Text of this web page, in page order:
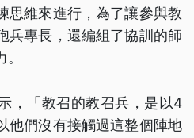
思維來進行，為了讓參與教
兵專長，還編組了協訓的師
，「教召的教召兵，是以4
他們沒有接觸過這整個陣地